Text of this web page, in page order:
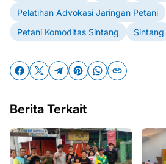
Pelatihan Advokasi Jaringan Petani
Petani Komoditas Sintang
Sintang
Berita Terkait